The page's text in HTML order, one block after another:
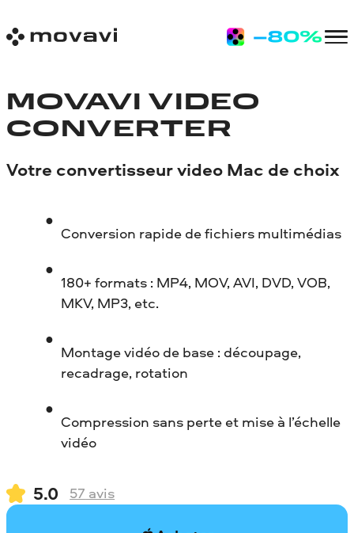
MOVAVI VIDEO
CONVERTER
Votre convertisseur video Mac de choix
Conversion rapide de fichiers multimédias
180+ formats : MP4, MOV, AVI, DVD, VOB,
MKV, MP3, etc.
Montage vidéo de base : découpage,
recadrage, rotation
Compression sans perte et mise à l’échelle
vidéo
5.0 57 avis